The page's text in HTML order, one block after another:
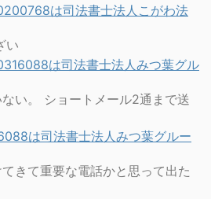
は司法書士法人こがわ法
い
は司法書士法人みつ葉グル
い。 ショートメール2通まで送
は司法書士法人みつ葉グルー
きて重要な電話かと思って出た